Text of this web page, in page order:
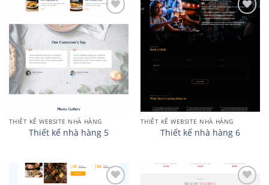
wishlist
THIẾT KẾ WEBSITE NHÀ HÀNG
Thiết kế nhà hàng 5
Add to
wishlist
THIẾT KẾ WEBSITE NHÀ HÀNG
Thiết kế nhà hàng 6